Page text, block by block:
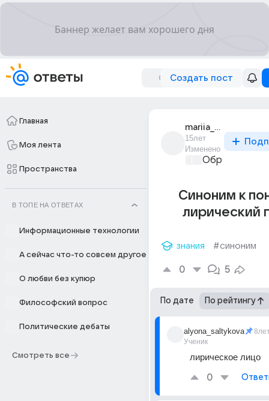
Создать пост
Главная
Моя лента
Пространства
В ТОПЕ НА ОТВЕТАХ
Информационные технологии
А сейчас что-то совсем другое
О любви без купюр
Философский вопрос
Политические дебаты
Смотреть все
mariia_latartseva
15лет
Изменено
Синоним к
лирический
знания #синоним
0 5
По дате По рейтингу
alyona_saltykova
Ученик
лирическое лицо
0